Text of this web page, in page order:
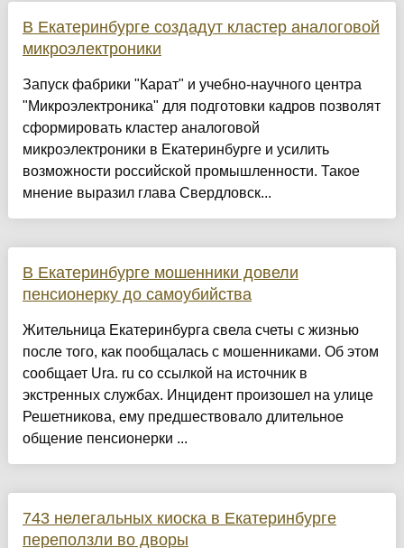
В Екатеринбурге создадут кластер аналоговой
микроэлектроники
Запуск фабрики "Карат" и учебно-научного центра
"Микроэлектроника" для подготовки кадров позволят
сформировать кластер аналоговой
микроэлектроники в Екатеринбурге и усилить
возможности российской промышленности. Такое
мнение выразил глава Свердловск...
В Екатеринбурге мошенники довели
пенсионерку до самоубийства
Жительница Екатеринбурга свела счеты с жизнью
после того, как пообщалась с мошенниками. Об этом
сообщает Ura. ru со ссылкой на источник в
экстренных службах. Инцидент произошел на улице
Решетникова, ему предшествовало длительное
общение пенсионерки ...
743 нелегальных киоска в Екатеринбурге
переползли во дворы